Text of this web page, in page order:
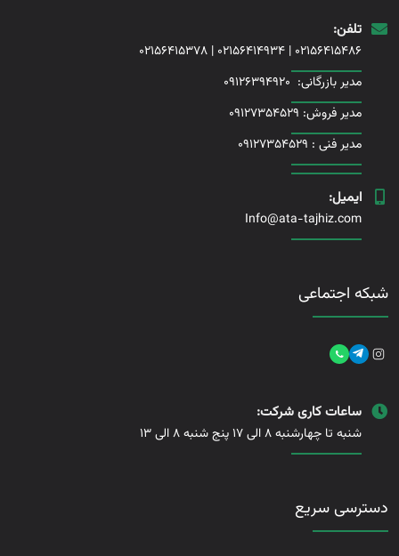
تلفن:
02156415486
|
02156414934
|
02156415378
مدیر بازرگانی: 09126394920
مدیر فروش: 09127354529
مدیر فنی : 09127354529
ایمیل:
Info@ata-tajhiz.com
شبکه اجتماعی
ساعات کاری شرکت:
شنبه تا چهارشنبه 8 الی 17 پنج شنبه 8 الی 13
دسترسی سریع